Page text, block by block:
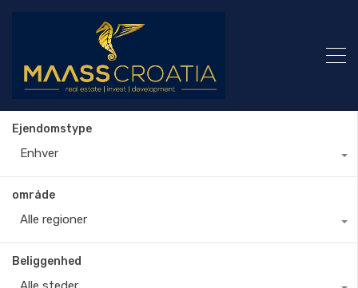
Ejendomstype
Enhver
område
Alle regioner
Beliggenhed